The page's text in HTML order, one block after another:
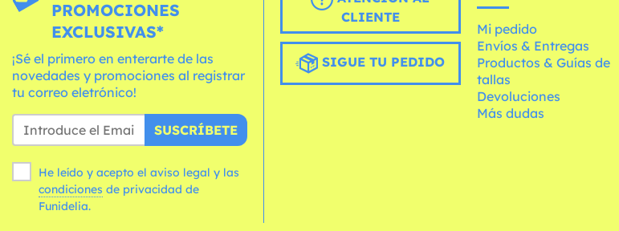
PROMOCIONES
EXCLUSIVAS*
¡Sé el primero en enterarte de las
novedades y promociones al registrar
tu correo eletrónico!
SUSCRÍBETE
He leído y acepto el aviso legal y las
condiciones
Funidelia.
CLIENTE
SIGUE TU PEDIDO
Mi pedido
Envíos & Entregas
Productos & Guías de
tallas
Devoluciones
Más dudas